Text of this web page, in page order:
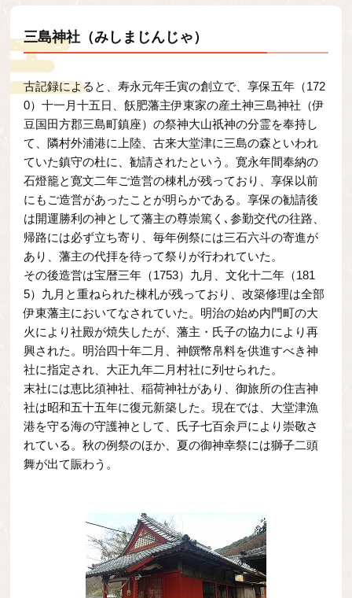
三島神社（みしまじんじゃ）
古記録によると、寿永元年壬寅の創立で、享保五年（172
0）十一月十五日、飫肥藩主伊東家の産土神三島神社（伊
豆国田方郡三島町鎮座）の祭神大山祇神の分霊を奉持し
て、隣村外浦港に上陸、古来大堂津に三島の森といわれ
ていた鎮守の杜に、勧請されたという。寛永年間奉納の
石燈籠と寛文二年ご造営の棟札が残っており、享保以前
にもご造営があったことが明らかである。享保の勧請後
は開運勝利の神として藩主の尊崇篤く､参勤交代の往路、
帰路には必ず立ち寄り、毎年例祭には三石六斗の寄進が
あり、藩主の代拝を待って祭りが行われていた。
その後造営は宝暦三年（1753）九月、文化十二年（181
5）九月と重ねられた棟札が残っており、改築修理は全部
伊東藩主においてなされていた。明治の始め内門町の大
火により社殿が焼失したが、藩主・氏子の協力により再
興された。明治四十年二月、神饌幣帛料を供進すべき神
社に指定され、大正九年二月村社に列せられた。
末社には恵比須神社、稲荷神社があり、御旅所の住吉神
社は昭和五十五年に復元新築した。現在では、大堂津漁
港を守る海の守護神として、氏子七百余戸により崇敬さ
れている。秋の例祭のほか、夏の御神幸祭には獅子二頭
舞が出て賑わう。